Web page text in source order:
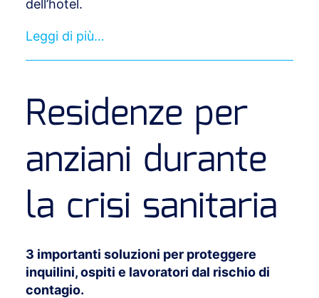
dell’hotel.
Leggi di più…
Residenze per
anziani durante
la crisi sanitaria
3 importanti soluzioni per proteggere
inquilini, ospiti e lavoratori dal rischio di
contagio.